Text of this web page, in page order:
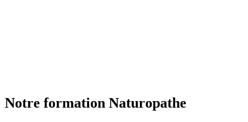
Notre formation Naturopathe